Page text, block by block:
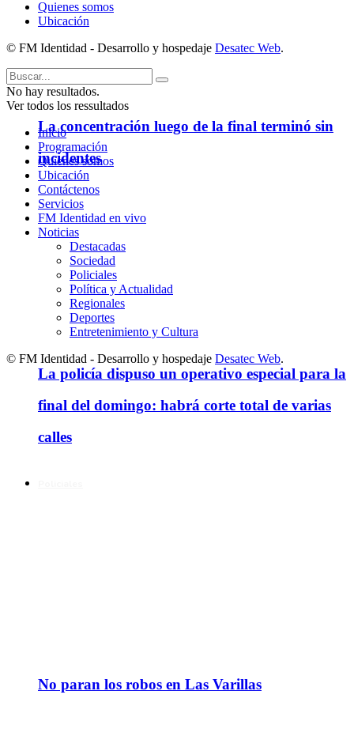
La concentración luego de la final terminó sin
incidentes
La policía dispuso un operativo especial para la
final del domingo: habrá corte total de varias
calles
No paran los robos en Las Varillas
Quienes somos
Ubicación
© FM Identidad - Desarrollo y hospedaje Desatec Web.
No hay resultados.
Ver todos los ressultados
Inicio
Programación
Quienes somos
Ubicación
Contáctenos
Servicios
FM Identidad en vivo
Noticias
Destacadas
Sociedad
Policiales
Política y Actualidad
Regionales
Deportes
Entretenimiento y Cultura
© FM Identidad - Desarrollo y hospedaje Desatec Web.